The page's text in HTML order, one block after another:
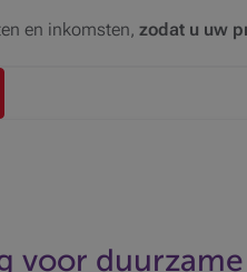
en inkomsten, zodat u uw
voor